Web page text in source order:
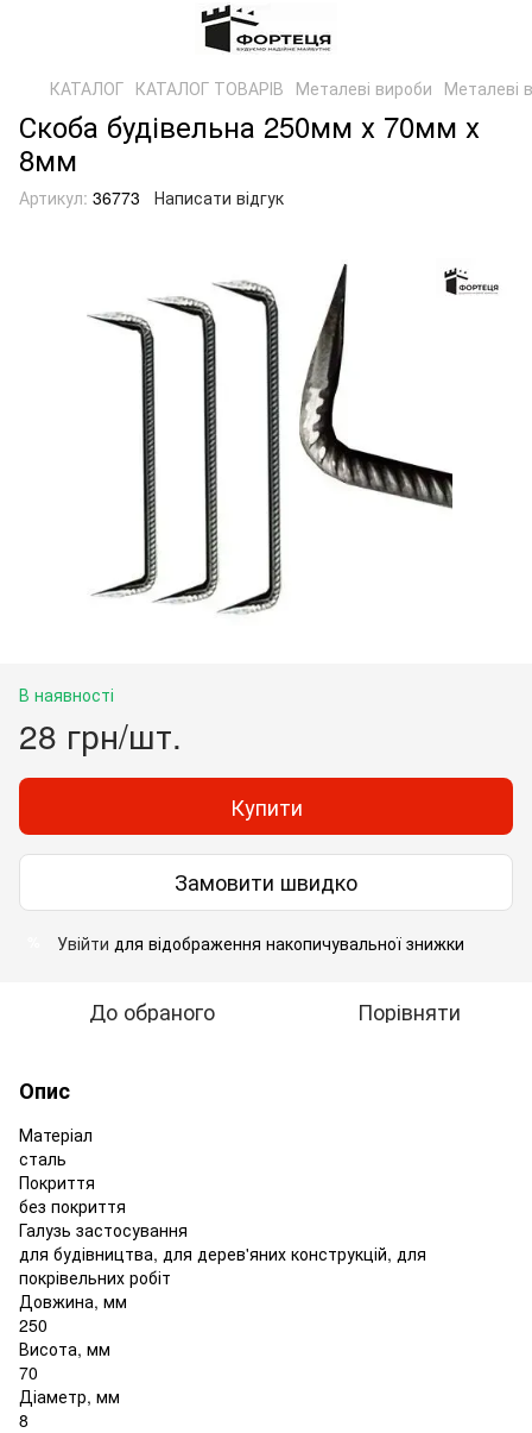
КАТАЛОГ КАТАЛОГ ТОВАРІВ Металеві вироби Металеві
Скоба будівельна 250мм х 70мм х
8мм
Артикул: 36773 Написати відгук
В наявності
28 грн/шт.
Купити
Замовити швидко
Увійти для відображення накопичувальної знижки
До обраного Порівняти
Опис
Матеріал
сталь
Покриття
без покриття
Галузь застосування
для будівництва, для дерев'яних конструкцій, для
покрівельних робіт
Довжина, мм
250
Висота, мм
70
Діаметр, мм
8